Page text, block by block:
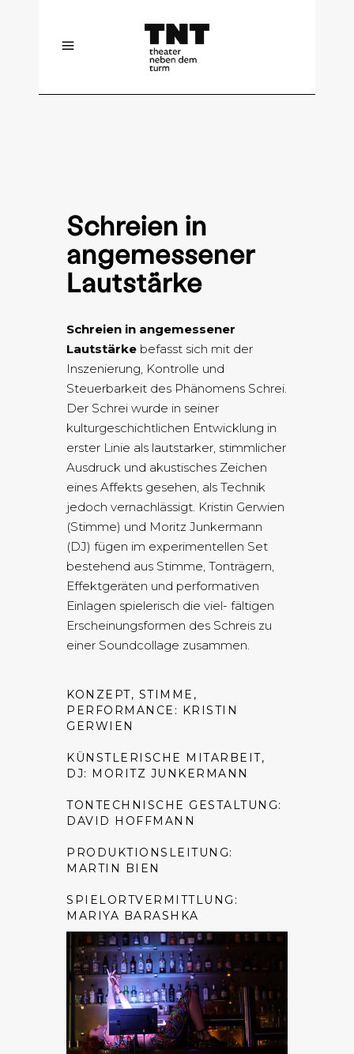
Schreien in
angemessener
Lautstärke
Schreien in angemessener
Lautstärke befasst sich mit der
Inszenierung, Kontrolle und
Steuerbarkeit des Phänomens Schrei.
Der Schrei wurde in seiner
kulturgeschichtlichen Entwicklung in
erster Linie als lautstarker, stimmlicher
Ausdruck und akustisches Zeichen
eines Affekts gesehen, als Technik
jedoch vernachlässigt. Kristin Gerwien
(Stimme) und Moritz Junkermann
(DJ) fügen im experimentellen Set
bestehend aus Stimme, Tonträgern,
Effektgeräten und performativen
Einlagen spielerisch die viel- fältigen
Erscheinungsformen des Schreis zu
einer Soundcollage zusammen.
KONZEPT, STIMME,
PERFORMANCE: KRISTIN
GERWIEN
KÜNSTLERISCHE MITARBEIT,
DJ: MORITZ JUNKERMANN
TONTECHNISCHE GESTALTUNG:
DAVID HOFFMANN
PRODUKTIONSLEITUNG:
MARTIN BIEN
SPIELORTVERMITTLUNG:
MARIYA BARASHKA